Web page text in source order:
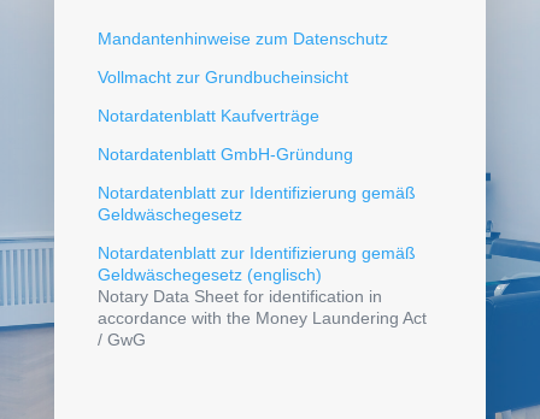
Mandantenhinweise zum Datenschutz
Vollmacht zur Grundbucheinsicht
Notardatenblatt Kaufverträge
Notardatenblatt GmbH-Gründung
Notardatenblatt zur Identifizierung gemäß
Geldwäschegesetz
Notardatenblatt zur Identifizierung gemäß
Geldwäschegesetz (englisch)
Notary Data Sheet for identification in
accordance with the Money Laundering Act
/ GwG